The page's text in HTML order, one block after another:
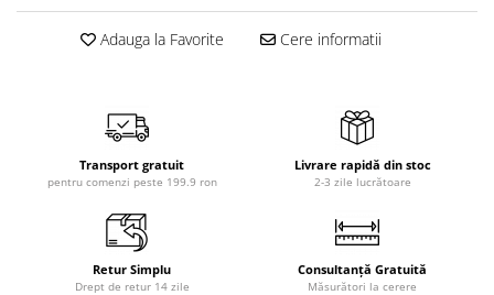
Adauga la Favorite Cere informatii
Transport gratuit
pentru comenzi peste 199.9 ron
Livrare rapidă din stoc
2-3 zile lucrătoare
Retur Simplu
Drept de retur 14 zile
Consultanță Gratuită
Măsurători la cerere